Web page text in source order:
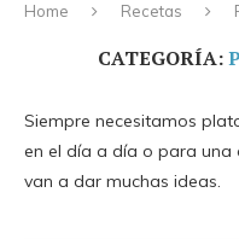
Home Recetas
CATEGORÍA:
Siempre necesitamos
en el día a día o para una
van a dar muchas ideas.